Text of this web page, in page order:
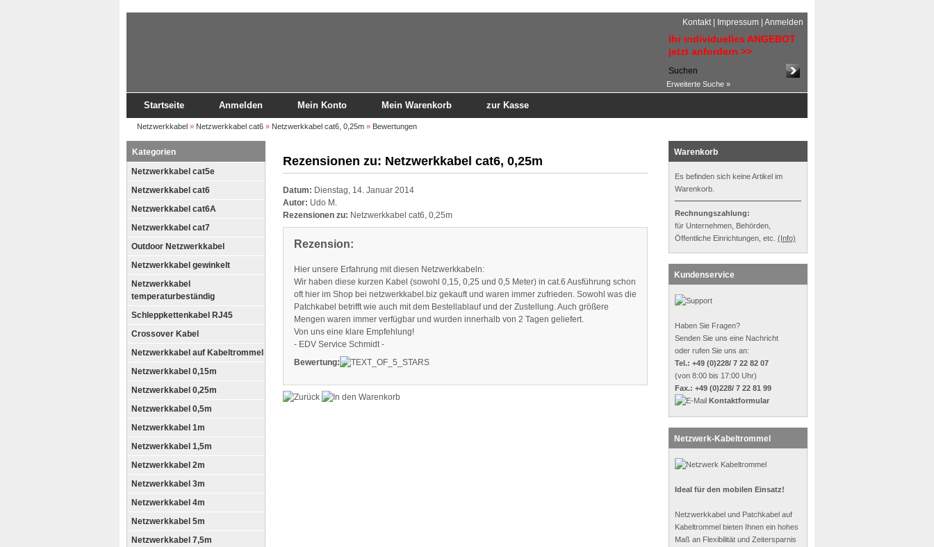
Kontakt| Impressum Anmelden
Ihr individuelles ANGEBOT
jetzt anfordern >>
Erweiterte Suche »
Startseite Anmelden Mein Konto Mein Warenkorb zur Kasse
Netzwerkkabel » Netzwerkkabel cat6 » Netzwerkkabel cat6, 0,25m » Bewertungen
Kategorien
Netzwerkkabel cat5e
Netzwerkkabel cat6
Netzwerkkabel cat6A
Netzwerkkabel cat7
Outdoor Netzwerkkabel
Netzwerkkabel gewinkelt
Netzwerkkabel
temperaturbeständig
Schleppkettenkabel RJ45
Crossover Kabel
Netzwerkkabel auf Kabeltrommel
Netzwerkkabel 0,15m
Netzwerkkabel 0,25m
Netzwerkkabel 0,5m
Netzwerkkabel 1m
Netzwerkkabel 1,5m
Netzwerkkabel 2m
Netzwerkkabel 3m
Netzwerkkabel 4m
Netzwerkkabel 5m
Netzwerkkabel 7,5m
Rezensionen zu: Netzwerkkabel cat6, 0,25m
Datum: Dienstag, 14. Januar 2014
Autor: Udo M.
Rezensionen zu: Netzwerkkabel cat6, 0,25m
Rezension:
Hier unsere Erfahrung mit diesen Netzwerkkabeln:
Wir haben diese kurzen Kabel (sowohl 0,15, 0,25 und 0,5 Meter) in cat.6 Ausführung schon
oft hier im Shop bei netzwerkkabel.biz gekauft und waren immer zufrieden. Sowohl was die
Patchkabel betrifft wie auch mit dem Bestellablauf und der Zustellung. Auch größere
Mengen waren immer verfügbar und wurden innerhalb von 2 Tagen geliefert.
Von uns eine klare Empfehlung!
- EDV Service Schmidt -
Bewertung:
Warenkorb
Es befinden sich keine Artikel im
Warenkorb.
Rechnungszahlung:
für Unternehmen, Behörden,
Öffentliche Einrichtungen, etc. (Info)
Kundenservice
Haben Sie Fragen?
Senden Sie uns eine Nachricht
oder rufen Sie uns an:
Tel.: +49 (0)228/ 7 22 82 07
(von 8:00 bis 17:00 Uhr)
Fax.: +49 (0)228/ 7 22 81 99
Kontaktformular
Netzwerk-Kabeltrommel
Ideal für den mobilen Einsatz!
Netzwerkkabel und Patchkabel auf
Kabeltrommel bieten Ihnen ein hohes
Maß an Flexibilität und Zeitersparnis